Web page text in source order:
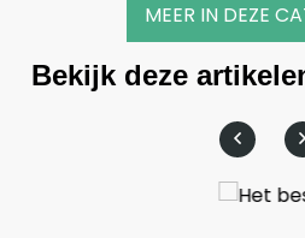
MEER IN DEZE
Bekijk deze